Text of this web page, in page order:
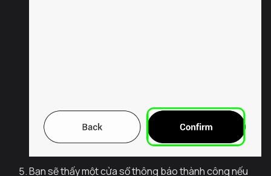
Bạn sẽ thấy một cửa sổ thông báo thành công nếu